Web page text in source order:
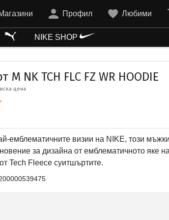
Профил Любими
NIKE SHOP
M NK TCH FLC FZ WR HOODIE
цена
емблематичните визии на NIKE, тoзи
за дизайна от емблематичното яке
Tech Fleece суитшъртите.